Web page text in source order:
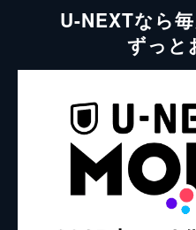
U-NEXTなら
ずっと